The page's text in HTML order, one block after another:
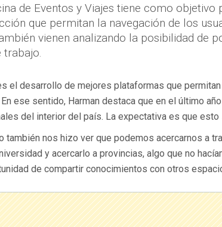
de Eventos y Viajes tiene como objetivo
que permitan la navegación de los
vienen analizando la posibilidad de
el desarrollo de mejores plataformas que
ese sentido, Harman destaca que en el último
del interior del país. La expectativa es que esto
también nos hizo ver que podemos acercarnos a
y acercarlo a provincias, algo que no
de compartir conocimientos con otros